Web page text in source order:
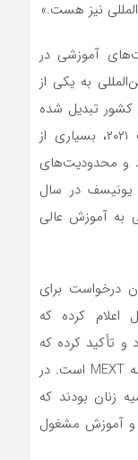
نیز هست.»
آموزشی در
به یکی از
کشور تبدیل شده
است. پس از تحول سیاسی در آگوست ۲۰۲۱، بسیاری از
و محدودیت‌های
در سال
به آموزش عالی
درخواست برای
اعلام کرده که
و تأکید کرده که
برابری جنسیتی از ارزش‌های بنیادین برنامه MEXT است. در
این بورسیه زنان بودند که
و آموزش مشغول